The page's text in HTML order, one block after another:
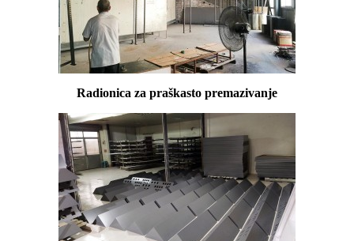
Radionica za praškasto premazivanje